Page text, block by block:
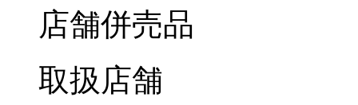
店舗併売品
取扱店舗